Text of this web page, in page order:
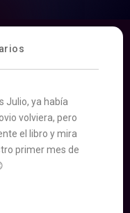
Julio, ya había
volviera, pero
el libro y mira
primer mes de